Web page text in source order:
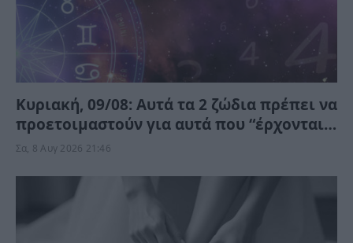
Κυριακή, 09/08: Αυτά τα 2 ζώδια πρέπει να
προετοιμαστούν για αυτά που “έρχονται”
– Ποιοι κερδίζουν;
Σα, 8 Αυγ 2026 21:46